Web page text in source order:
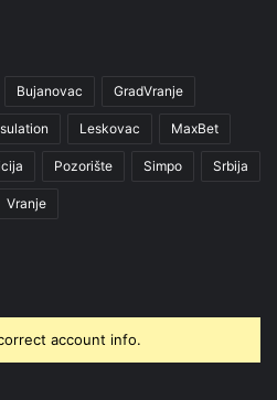
Bujanovac GradVranje
Leskovac MaxBet
Pozorište Simpo Srbija
Vranje
account info.